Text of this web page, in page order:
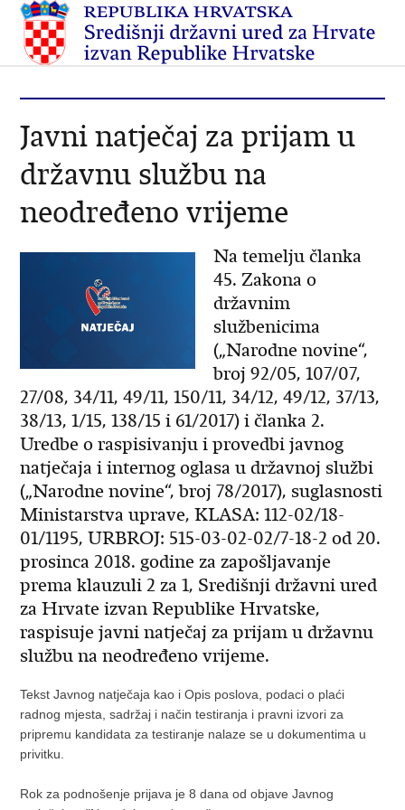
Javni natječaj za prijam u
državnu službu na
neodređeno vrijeme
Na temelju članka
45. Zakona o
državnim
službenicima
(„Narodne novine“,
broj 92/05, 107/07,
27/08, 34/11, 49/11, 150/11, 34/12, 49/12, 37/13,
38/13, 1/15, 138/15 i 61/2017) i članka 2.
Uredbe o raspisivanju i provedbi javnog
natječaja i internog oglasa u državnoj službi
(„Narodne novine“, broj 78/2017), suglasnosti
Ministarstva uprave, KLASA: 112-02/18-
01/1195, URBROJ: 515-03-02-02/7-18-2 od 20.
prosinca 2018. godine za zapošljavanje
prema klauzuli 2 za 1, Središnji državni ured
za Hrvate izvan Republike Hrvatske,
raspisuje javni natječaj za prijam u državnu
službu na neodređeno vrijeme.
Tekst Javnog natječaja kao i Opis poslova, podaci o plaći
radnog mjesta, sadržaj i način testiranja i pravni izvori za
pripremu kandidata za testiranje nalaze se u dokumentima u
privitku.
Rok za podnošenje prijava je 8 dana od objave Javnog